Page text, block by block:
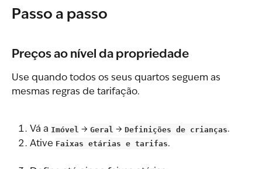
Passo a passo
Preços ao nível da propriedade
Use quando todos os seus quartos seguem as
mesmas regras de tarifação.
Vá a Imóvel → Geral → Definições de crianças.
Ative Faixas etárias e tarifas.